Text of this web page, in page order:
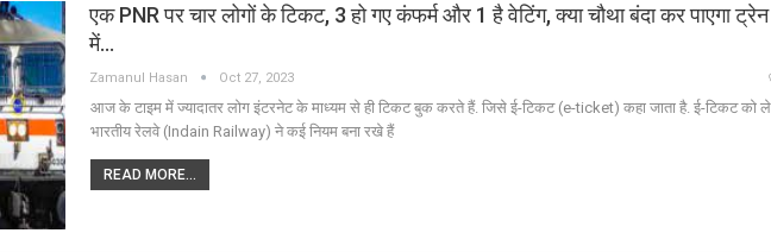
एक PNR पर चार लोगों के टिकट, 3 हो गए कंफर्म और 1 है वेटिंग, क्‍या चौथा बंदा कर पाएगा ट्रेन
में…
Zamanul Hasan Oct 27, 2023
आज के टाइम में ज्यादातर लोग इंटरनेट के माध्यम से ही टिकट बुक करते हैं. जिसे ई-टिकट (e-ticket) कहा जाता है. ई-टिकट को
भारतीय रेलवे (Indain Railway) ने कई नियम बना रखे हैं
READ MORE...